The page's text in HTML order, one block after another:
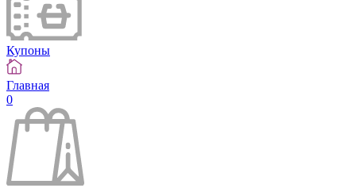
Купоны
Главная
0